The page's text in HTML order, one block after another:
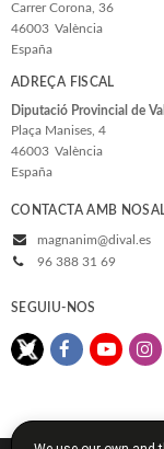
Carrer Corona, 36
46003 València
España
ADREÇA FISCAL
Diputació Provincial de
Plaça Manises, 4
46003 València
España
CONTACTA AMB
magnanim@dival.es
96 388 31 69
SEGUIU-NOS